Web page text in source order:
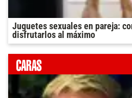
Juguetes sexuales en pareja:
disfrutarlos al máximo